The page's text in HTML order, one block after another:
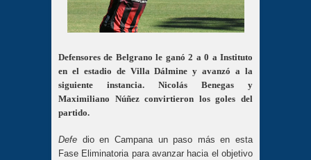
Defensores de Belgrano le ganó 2 a 0 a Instituto
en el estadio de Villa Dálmine y avanzó a la
siguiente instancia. Nicolás Benegas y
Maximiliano Núñez convirtieron los goles del
partido.
Defe dio en Campana un paso más en esta
Fase Eliminatoria para avanzar hacia el objetivo